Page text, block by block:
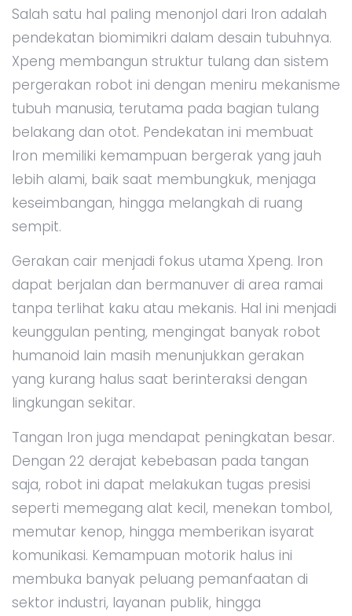
Salah satu hal paling menonjol dari Iron adalah
pendekatan biomimikri dalam desain tubuhnya.
Xpeng membangun struktur tulang dan sistem
pergerakan robot ini dengan meniru mekanisme
tubuh manusia, terutama pada bagian tulang
belakang dan otot. Pendekatan ini membuat
Iron memiliki kemampuan bergerak yang jauh
lebih alami, baik saat membungkuk, menjaga
keseimbangan, hingga melangkah di ruang
sempit.
Gerakan cair menjadi fokus utama Xpeng. Iron
dapat berjalan dan bermanuver di area ramai
tanpa terlihat kaku atau mekanis. Hal ini menjadi
keunggulan penting, mengingat banyak robot
humanoid lain masih menunjukkan gerakan
yang kurang halus saat berinteraksi dengan
lingkungan sekitar.
Tangan Iron juga mendapat peningkatan besar.
Dengan 22 derajat kebebasan pada tangan
saja, robot ini dapat melakukan tugas presisi
seperti memegang alat kecil, menekan tombol,
memutar kenop, hingga memberikan isyarat
komunikasi. Kemampuan motorik halus ini
membuka banyak peluang pemanfaatan di
sektor industri, layanan publik, hingga